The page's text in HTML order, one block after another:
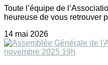
Toute l’équipe de
heureuse de vous retrouver
14 mai 2026